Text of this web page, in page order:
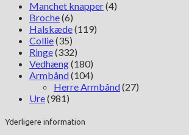
Manchet knapper(4)
Broche(6)
Halskæde(119)
Collie(35)
Ringe(332)
Vedhæng(180)
Armbånd(104)
Herre Armbånd(27)
Ure(981)
Yderligere information